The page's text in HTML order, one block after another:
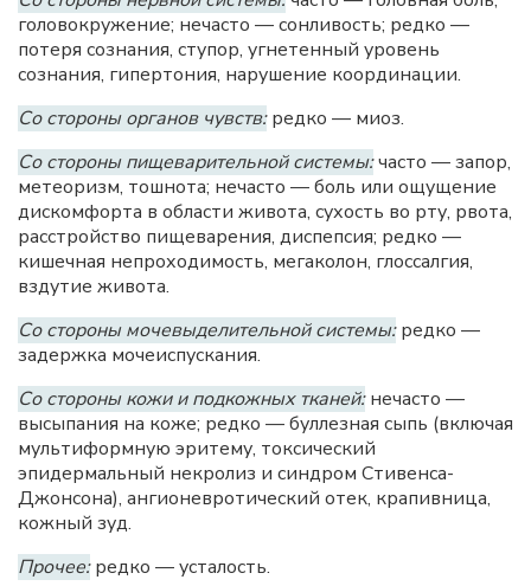
головокружение; нечасто — сонливость; редко —
потеря сознания, ступор, угнетенный уровень
сознания, гипертония, нарушение координации.
Со стороны органов чувств:редко — миоз.
Со стороны пищеварительной системы:часто — запор,
метеоризм, тошнота; нечасто — боль или ощущение
дискомфорта в области живота, сухость во рту, рвота,
расстройство пищеварения, диспепсия; редко —
кишечная непроходимость, мегаколон, глоссалгия,
вздутие живота.
Со стороны мочевыделительной системы:редко —
задержка мочеиспускания.
Со стороны кожи и подкожных тканей:нечасто —
высыпания на коже; редко — буллезная сыпь (включая
мультиформную эритему, токсический
эпидермальный некролиз и синдром Стивенса-
Джонсона), ангионевротический отек, крапивница,
кожный зуд.
Прочее:редко — усталость.